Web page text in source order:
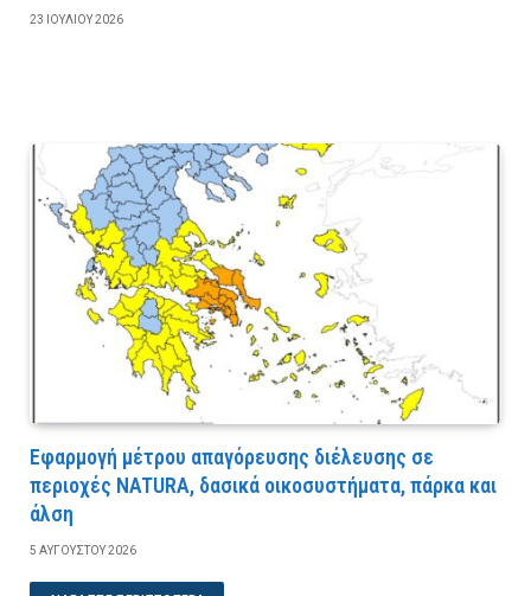
23 ΙΟΥΛΊΟΥ 2026
Εφαρμογή μέτρου απαγόρευσης διέλευσης σε
περιοχές NATURA, δασικά οικοσυστήματα, πάρκα και
άλση
5 ΑΥΓΟΎΣΤΟΥ 2026